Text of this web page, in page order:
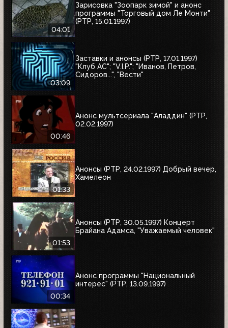
04:01
Зарисовка "Зоопарк зимой" и анонс
программы "Торговый дом Ле Монти"
(РТР, 15.01.1997)
03:09
Заставки и анонсы (РТР, 17.01.1997)
"Клуб АС"; "V.I.P."; "Иванов, Петров,
Сидоров...", "Вести"
00:46
Анонс мультсериала "Аладдин" (РТР,
02.02.1997)
01:33
Анонсы (РТР, 24.02.1997) Добрый вечер,
Хамелеон
01:53
Анонсы (РТР, 30.05.1997) Концерт
Брайана Адамса, "Уважаемый человек"
00:34
Анонс программы "Национальный
интерес" (РТР, 13.09.1997)